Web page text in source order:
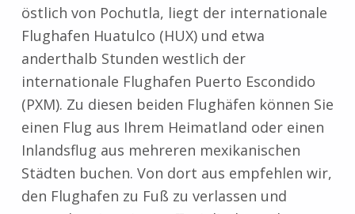
östlich von Pochutla, liegt der internationale
Flughafen Huatulco (HUX) und etwa
anderthalb Stunden westlich der
internationale Flughafen Puerto Escondido
(PXM). Zu diesen beiden Flughäfen können Sie
einen Flug aus Ihrem Heimatland oder einen
Inlandsflug aus mehreren mexikanischen
Städten buchen. Von dort aus empfehlen wir,
den Flughafen zu Fuß zu verlassen und